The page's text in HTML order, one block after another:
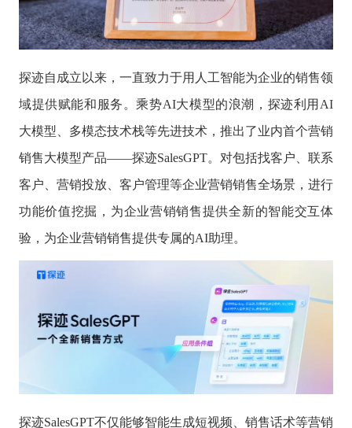
探迹自成立以来，一直致力于用人工智能为企业的销售领
域提供赋能和服务。乘势AI大模型的浪潮，探迹利用AI
大模型、多模态技术栈等先进技术，推出了业内首个营销
销售大模型产品——探迹SalesGPT。对包括找客户、联系
客户、营销投放、客户管理等企业营销销售全场景，进行
功能价值挖掘，为企业营销销售提供全新的智能交互体
验，为企业营销销售提供专属的AI助理。
探迹SalesGPT不仅能够智能生成短视频、销售话术等营销